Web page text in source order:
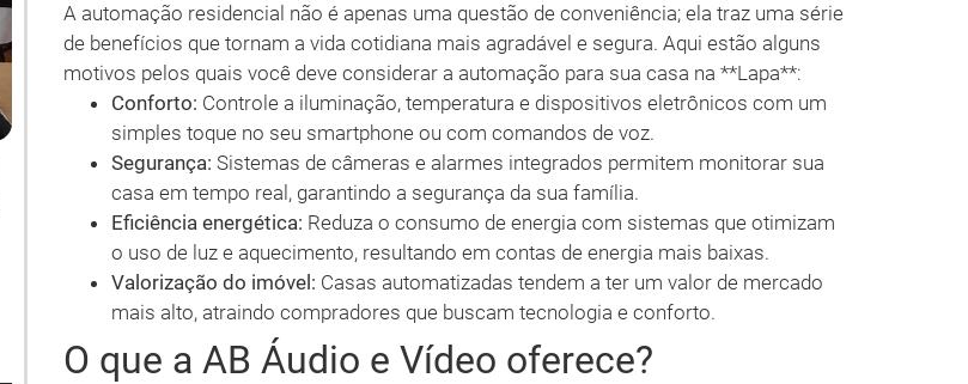
A automação residencial não é apenas uma questão de conveniência; ela traz uma série
de benefícios que tornam a vida cotidiana mais agradável e segura. Aqui estão alguns
motivos pelos quais você deve considerar a automação para sua casa na **Lapa**:
Conforto: Controle a iluminação, temperatura e dispositivos eletrônicos com um
simples toque no seu smartphone ou com comandos de voz.
Segurança: Sistemas de câmeras e alarmes integrados permitem monitorar sua
casa em tempo real, garantindo a segurança da sua família.
Eficiência energética: Reduza o consumo de energia com sistemas que otimizam
o uso de luz e aquecimento, resultando em contas de energia mais baixas.
Valorização do imóvel: Casas automatizadas tendem a ter um valor de mercado
mais alto, atraindo compradores que buscam tecnologia e conforto.
O que a AB Áudio e Vídeo oferece?